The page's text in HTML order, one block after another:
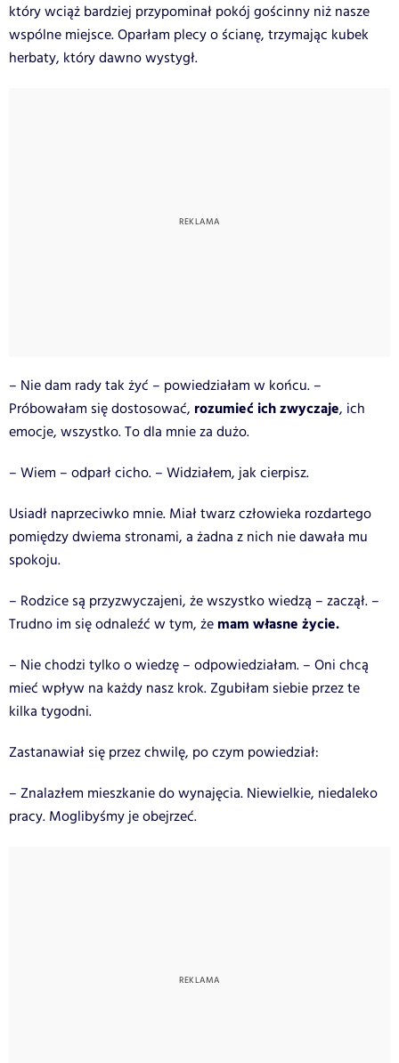
który wciąż bardziej przypominał pokój gościnny niż nasze
wspólne miejsce. Oparłam plecy o ścianę, trzymając kubek
herbaty, który dawno wystygł.
– Nie dam rady tak żyć – powiedziałam w końcu. –
Próbowałam się dostosować, rozumieć ich zwyczaje, ich
emocje, wszystko. To dla mnie za dużo.
– Wiem – odparł cicho. – Widziałem, jak cierpisz.
Usiadł naprzeciwko mnie. Miał twarz człowieka rozdartego
pomiędzy dwiema stronami, a żadna z nich nie dawała mu
spokoju.
– Rodzice są przyzwyczajeni, że wszystko wiedzą – zaczął. –
Trudno im się odnaleźć w tym, że mam własne życie.
– Nie chodzi tylko o wiedzę – odpowiedziałam. – Oni chcą
mieć wpływ na każdy nasz krok. Zgubiłam siebie przez te
kilka tygodni.
Zastanawiał się przez chwilę, po czym powiedział:
– Znalazłem mieszkanie do wynajęcia. Niewielkie, niedaleko
pracy. Moglibyśmy je obejrzeć.